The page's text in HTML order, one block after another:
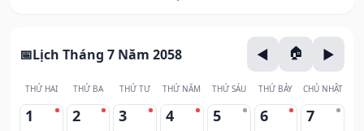
Lịch Tháng 7 Năm 2058
THỨ HAI THỨ BA THỨ TƯ THỨ NĂM THỨ SÁU THỨ BẢY CHỦ NHẬT
1 2 3 4 5 6 7